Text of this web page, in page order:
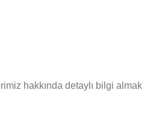
hakkında detaylı bilgi almak